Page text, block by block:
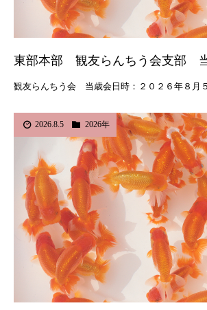
東部本部 観友らんちう会支部
観友らんちう会 当歳会日時：２０２６年８月
2026.8.5 2026年